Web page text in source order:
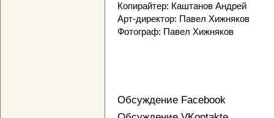
Копирайтер: Каштанов Андрей
Арт-директор: Павел Хижняков
Фотограф: Павел Хижняков
Обсуждение Facebook